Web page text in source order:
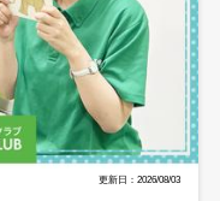
更新日：2026/08/03